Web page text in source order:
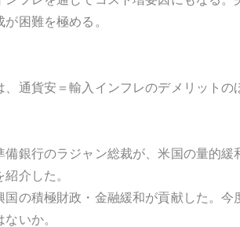
困難を極める。
通貨安＝輸入インフレのデメリットの
銀行のラジャン総裁が、米国の量的緩
介した。
の積極財政・金融緩和が貢献した。今
いか。